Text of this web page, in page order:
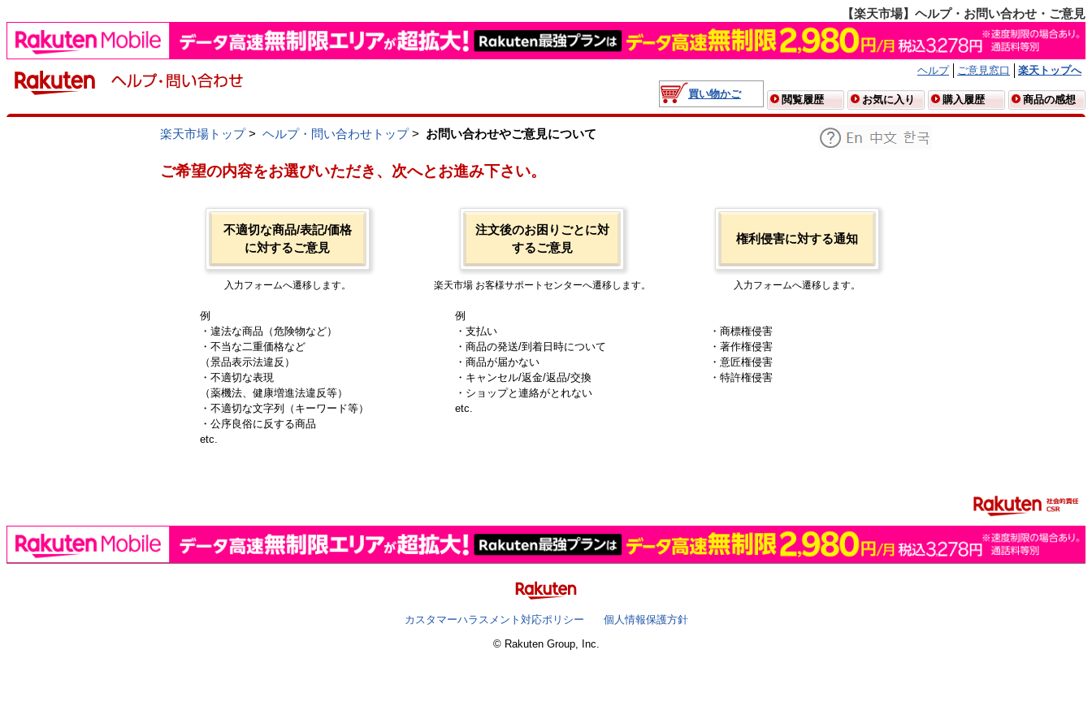
【楽天市場】ヘルプ・お問い合わせ・ご意見
ヘルプ ご意見窓口
楽天トップへ
買い物かご
閲覧履歴 お気に入り 購入履歴 商品の感想
楽天市場トップ> ヘルプ・問い合わせトップ> お問い合わせやご意見について
ご希望の内容をお選びいただき、次へとお進み下さい。
不適切な商品/表記/価格
に対するご意見
入力フォームへ遷移します。
例
・違法な商品（危険物など）
・不当な二重価格など
（景品表示法違反）
・不適切な表現
（薬機法、健康増進法違反等）
・不適切な文字列（キーワード等）
・公序良俗に反する商品
etc.
注文後のお困りごとに対
するご意見
楽天市場 お客様サポートセンターへ遷移します。
例
・支払い
・商品の発送/到着日時について
・商品が届かない
・キャンセル/返金/返品/交換
・ショップと連絡がとれない
etc.
権利侵害に対する通知
入力フォームへ遷移します。
・商標権侵害
・著作権侵害
・意匠権侵害
・特許権侵害
カスタマーハラスメント対応ポリシー
個人情報保護方針
© Rakuten Group, Inc.